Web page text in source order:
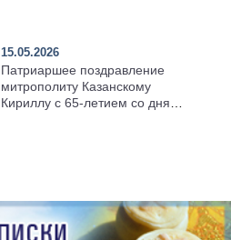
15.05.2026
Патриаршее поздравление
митрополиту Казанскому
Кириллу с 65-летием со дня